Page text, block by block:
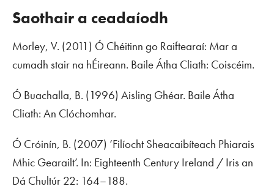
Saothair a ceadaíodh
Morley, V. (2011) Ó Chéitinn go Raiftearaí: Mar a
cumadh stair na hÉireann. Baile Átha Cliath: Coiscéim.
Ó Buachalla, B. (1996) Aisling Ghéar. Baile Átha
Cliath: An Clóchomhar.
Ó Cróinín, B. (2007) ‘Filíocht Sheacaibíteach Phiarais
Mhic Gearailt’. In: Eighteenth Century Ireland / Iris an
Dá Chultúr 22: 164–188.